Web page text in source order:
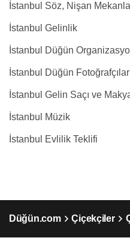
İstanbul Söz, Nişan
İstanbul Gelinlik
İstanbul Düğün
İstanbul Düğün
İstanbul Gelin Saçı ve
İstanbul Müzik
İstanbul Evlilik Teklifi
Düğün.com Çiçekçiler